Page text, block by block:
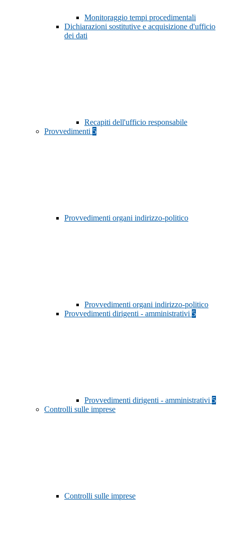
Monitoraggio tempi procedimentali
Dichiarazioni sostitutive e acquisizione d'ufficio
dei dati
Recapiti dell'ufficio responsabile
Provvedimenti 5
Provvedimenti organi indirizzo-politico
Provvedimenti organi indirizzo-politico
Provvedimenti dirigenti - amministrativi 5
Provvedimenti dirigenti - amministrativi 5
Controlli sulle imprese
Controlli sulle imprese